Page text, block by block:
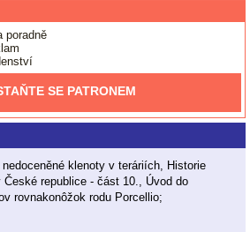
poradně
SE PATRONEM
klenoty v teráriích, Historie
republice - část 10., Úvod do
rovnakonôžok rodu Porcellio;